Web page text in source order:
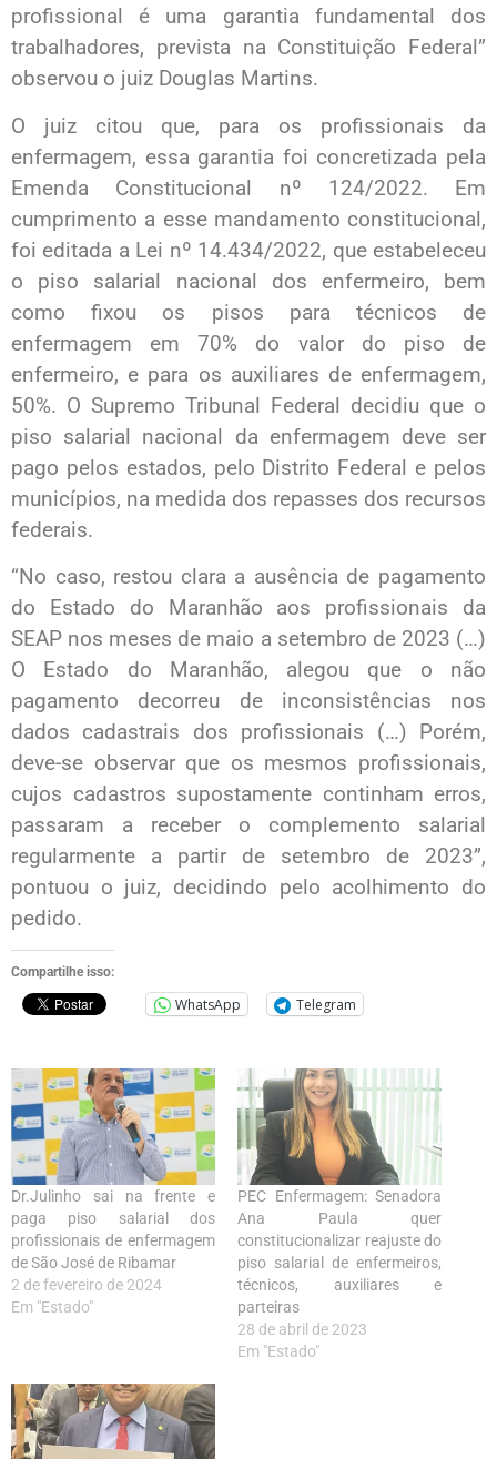
profissional é uma garantia fundamental dos
trabalhadores, prevista na Constituição Federal”
observou o juiz Douglas Martins.
O juiz citou que, para os profissionais da
enfermagem, essa garantia foi concretizada pela
Emenda Constitucional nº 124/2022. Em
cumprimento a esse mandamento constitucional,
foi editada a Lei nº 14.434/2022, que estabeleceu
o piso salarial nacional dos enfermeiro, bem
como fixou os pisos para técnicos de
enfermagem em 70% do valor do piso de
enfermeiro, e para os auxiliares de enfermagem,
50%. O Supremo Tribunal Federal decidiu que o
piso salarial nacional da enfermagem deve ser
pago pelos estados, pelo Distrito Federal e pelos
municípios, na medida dos repasses dos recursos
federais.
“No caso, restou clara a ausência de pagamento
do Estado do Maranhão aos profissionais da
SEAP nos meses de maio a setembro de 2023 (…)
O Estado do Maranhão, alegou que o não
pagamento decorreu de inconsistências nos
dados cadastrais dos profissionais (…) Porém,
deve-se observar que os mesmos profissionais,
cujos cadastros supostamente continham erros,
passaram a receber o complemento salarial
regularmente a partir de setembro de 2023”,
pontuou o juiz, decidindo pelo acolhimento do
pedido.
Compartilhe isso:
WhatsApp Telegram
Dr.Julinho sai na frente e
paga piso salarial dos
profissionais de enfermagem
de São José de Ribamar
2 de fevereiro de 2024
Em "Estado"
PEC Enfermagem: Senadora
Ana Paula quer
constitucionalizar reajuste do
piso salarial de enfermeiros,
técnicos, auxiliares e
parteiras
28 de abril de 2023
Em "Estado"